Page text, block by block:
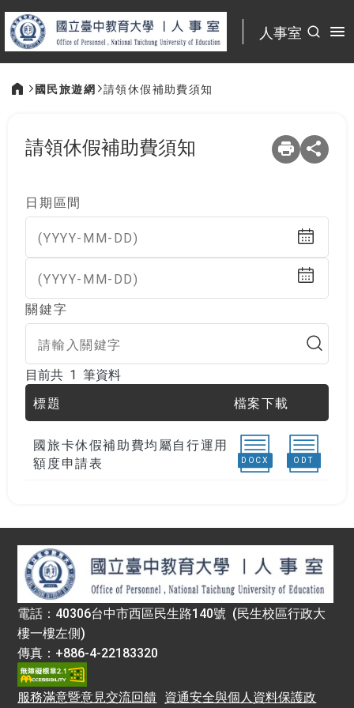
人事室
國民旅遊網 請領休假補助費須知
請領休假補助費須知
日期區間
(YYYY-MM-DD)
(YYYY-MM-DD)
關鍵字
目前共 1 筆資料
目前共 1 筆資料
標題 檔案下載
國旅卡休假補助費均屬自行運用
額度申請表
DOCX ODT
電話：40306台中市西區民生路140號 (民生校區行政大
樓一樓左側)
傳真：+886-4-22183320
服務滿意暨意見交流回饋 資通安全與個人資料保護政